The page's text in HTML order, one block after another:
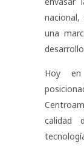
una
Hoy en
calidad